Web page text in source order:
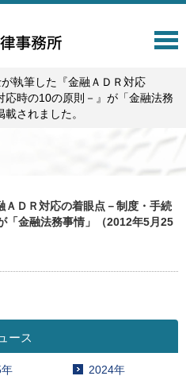
T
l
a
t
執筆した『金融ＡＤＲ対応
時の10の原則－』が「金融法務
されました。
ＤＲ対応の着眼点－制度・手続
「金融法務事情」（2012年5月25
ース
2024年